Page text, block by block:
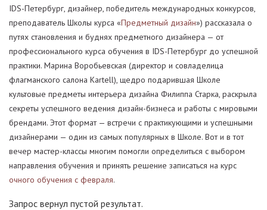
IDS-Петербург, дизайнер, победитель международных конкурсов,
преподаватель Школы курса «Предметный дизайн») рассказала о
путях становления и буднях предметного дизайнера — от
профессионального курса обучения в IDS-Петербург до успешной
практики. Марина Воробьевская (директор и совладелица
флагманского салона Kartell), щедро подарившая Школе
культовые предметы интерьера дизайна Филиппа Старка, раскрыла
секреты успешного ведения дизайн-бизнеса и работы с мировыми
брендами. Этот формат — встречи с практикующими и успешными
дизайнерами — один из самых популярных в Школе. Вот и в тот
вечер мастер-классы многим помогли определиться с выбором
направления обучения и принять решение записаться на курс
очного обучения с февраля.
Запрос вернул пустой результат.